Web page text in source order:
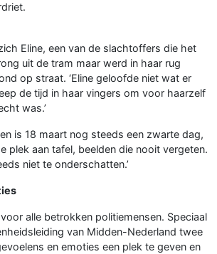
Eline, een van de slachtoffers die het
uit de tram maar werd in haar rug
op straat. ‘Eline geloofde niet wat er
de tijd in haar vingers om voor haarzelf
was.’
is 18 maart nog steeds een zwarte dag,
plek aan tafel, beelden die nooit vergeten.
niet te onderschatten.’
alle betrokken politiemensen. Speciaal
van Midden-Nederland twee
en emoties een plek te geven en